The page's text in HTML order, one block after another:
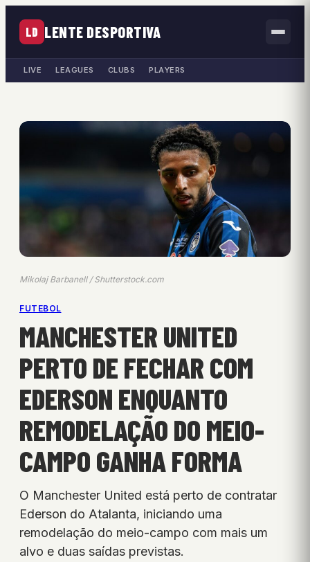
LD LENTE DESPORTIVA
LIVE LEAGUES CLUBS PLAYERS
Mikolaj Barbanell / Shutterstock.com
FUTEBOL
MANCHESTER UNITED
PERTO DE FECHAR COM
EDERSON ENQUANTO
REMODELAÇÃO DO MEIO-
CAMPO GANHA FORMA
O Manchester United está perto de contratar
Ederson do Atalanta, iniciando uma
remodelação do meio-campo com mais um
alvo e duas saídas previstas.